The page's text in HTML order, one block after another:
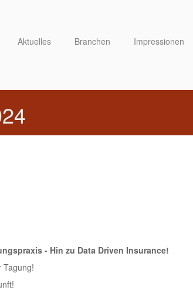
Aktuelles Branchen Impressionen
- Hin zu Data Driven Insurance!
Tagung!